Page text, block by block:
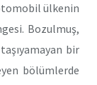
ülkenin
Bozulmuş,
bir
bölümlerde